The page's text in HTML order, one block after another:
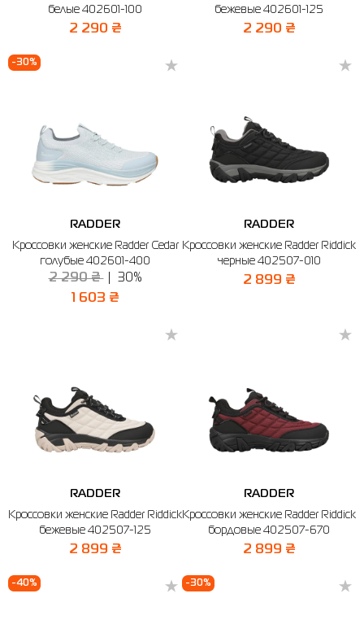
белые 402601-100
2 290 ₴
бежевые 402601-125
2 290 ₴
-30%
RADDER
Кроссовки женские Radder Cedar
голубые 402601-400
2 290 ₴ 30%
1 603 ₴
RADDER
Кроссовки женские Radder Riddick
черные 402507-010
2 899 ₴
RADDER
Кроссовки женские Radder Riddick
бежевые 402507-125
2 899 ₴
RADDER
Кроссовки женские Radder Riddick
бордовые 402507-670
2 899 ₴
-40% -30%